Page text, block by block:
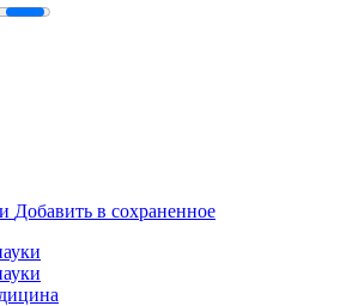
Добавить в сохраненное